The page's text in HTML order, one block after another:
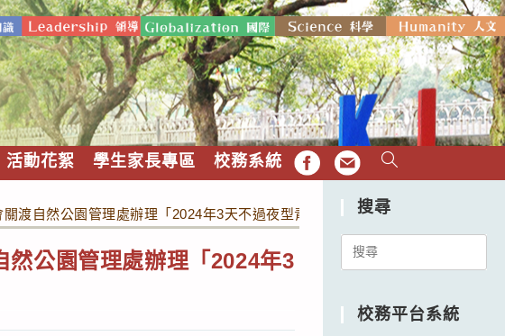
活動花絮 學生家長專區 校務系統 FB EMAIL
渡自然公園管理處辦理「2024年3天不過夜型青少年營隊－濕地少年科學家」
公園管理處辦理「2024年3
搜尋
Search
校務平台系統